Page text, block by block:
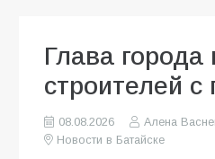
Глава города
строителей с
08.08.2026
Алена
Новости в Батайске